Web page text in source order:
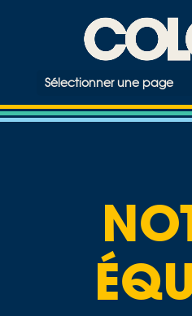
Sélectionner une page